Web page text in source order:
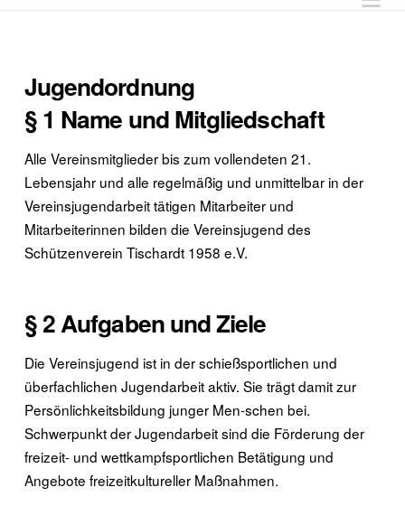
Jugendordnung
§ 1 Name und Mitgliedschaft
Alle Vereinsmitglieder bis zum vollendeten 21.
Lebensjahr und alle regelmäßig und unmittelbar in der
Vereinsjugendarbeit tätigen Mitarbeiter und
Mitarbeiterinnen bilden die Vereinsjugend des
Schützenverein Tischardt 1958 e.V.
§ 2 Aufgaben und Ziele
Die Vereinsjugend ist in der schießsportlichen und
überfachlichen Jugendarbeit aktiv. Sie trägt damit zur
Persönlichkeitsbildung junger Men-schen bei.
Schwerpunkt der Jugendarbeit sind die Förderung der
freizeit- und wettkampfsportlichen Betätigung und
Angebote freizeitkultureller Maßnahmen.